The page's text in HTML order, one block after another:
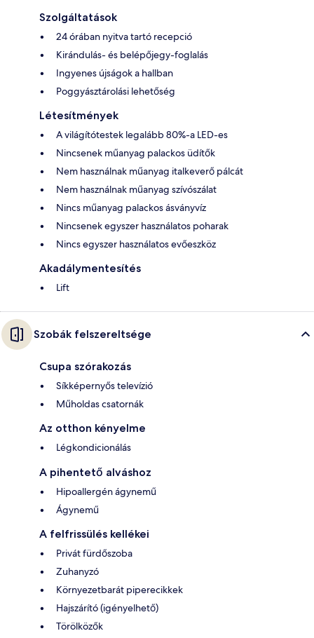
Szolgáltatások
24 órában nyitva tartó recepció
Kirándulás- és belépőjegy-foglalás
Ingyenes újságok a hallban
Poggyásztárolási lehetőség
Létesítmények
A világítótestek legalább 80%-a LED-es
Nincsenek műanyag palackos üdítők
Nem használnak műanyag italkeverő pálcát
Nem használnak műanyag szívószálat
Nincs műanyag palackos ásványvíz
Nincsenek egyszer használatos poharak
Nincs egyszer használatos evőeszköz
Akadálymentesítés
Lift
Szobák felszereltsége
Csupa szórakozás
Síkképernyős televízió
Műholdas csatornák
Az otthon kényelme
Légkondicionálás
A pihentető alváshoz
Hipoallergén ágynemű
Ágynemű
A felfrissülés kellékei
Privát fürdőszoba
Zuhanyzó
Környezetbarát piperecikkek
Hajszárító (igényelhető)
Törölközők